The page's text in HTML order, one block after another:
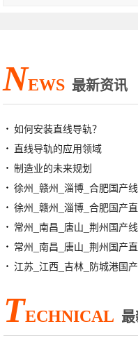
NEWS 最新资讯
如何安装直线导轨？
直线导轨的应用领域
制造业的未来规划
徐州_赣州_淄博_合肥国产
徐州_赣州_淄博_合肥国产
常州_南昌_唐山_荆州国产
常州_南昌_唐山_荆州国产
江苏_江西_吉林_防城港国
TECHNICAL